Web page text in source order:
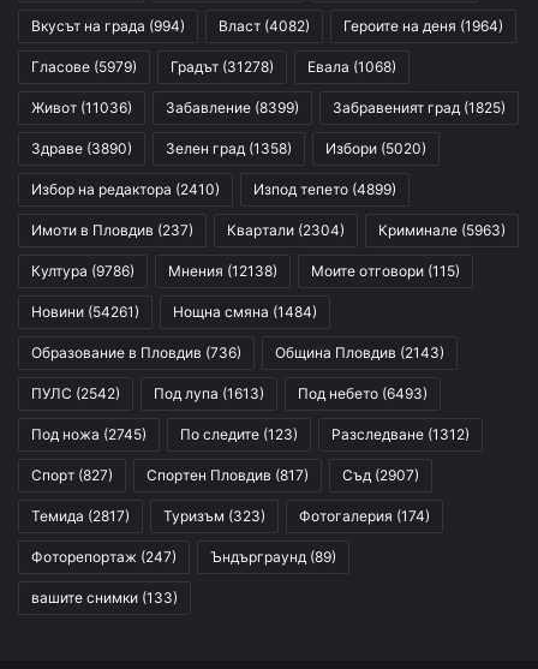
Вкусът на града (994) Власт (4082) Героите на деня (1964)
Гласове (5979) Градът (31278) Евала (1068)
Живот (11036) Забавление (8399) Забравеният град (1825)
Здраве (3890) Зелен град (1358) Избори (5020)
Избор на редактора (2410) Изпод тепето (4899)
Имоти в Пловдив (237) Квартали (2304) Криминале (5963)
Култура (9786) Мнения (12138) Моите отговори (115)
Новини (54261) Нощна смяна (1484)
Образование в Пловдив (736) Община Пловдив (2143)
ПУЛС (2542) Под лупа (1613) Под небето (6493)
Под ножа (2745) По следите (123) Разследване (1312)
Спорт (827) Спортен Пловдив (817) Съд (2907)
Темида (2817) Туризъм (323) Фотогалерия (174)
Фоторепортаж (247) Ъндърграунд (89)
вашите снимки (133)